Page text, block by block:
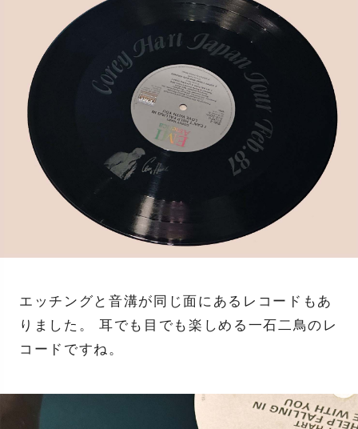
エッチングと音溝が同じ面にあるレコードもあ
りました。 耳でも目でも楽しめる一石二鳥のレ
コードですね。